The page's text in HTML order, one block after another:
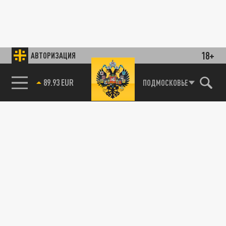
АВТОРИЗАЦИЯ 18+
89.93 EUR ПОДМОСКОВЬЕ